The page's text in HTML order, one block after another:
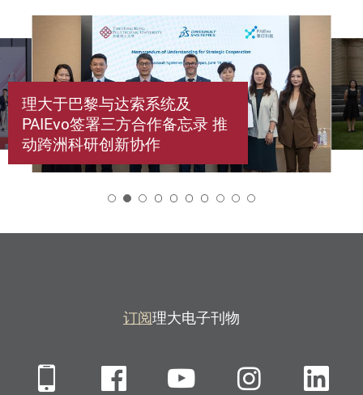
理大于巴黎与达索系统及
PAIEvo签署三方合作备忘录 推
动跨洲科研创新协作
订阅理大电子刊物
Mobile FacebookYouTube